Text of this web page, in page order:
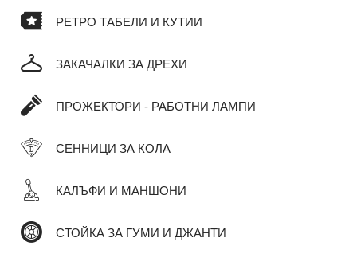
РЕТРО ТАБЕЛИ И КУТИИ
ЗАКАЧАЛКИ ЗА ДРЕХИ
ПРОЖЕКТОРИ - РАБОТНИ ЛАМПИ
СЕННИЦИ ЗА КОЛА
КАЛЪФИ И МАНШОНИ
СТОЙКА ЗА ГУМИ И ДЖАНТИ